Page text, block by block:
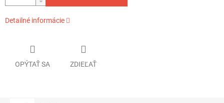
Detailné informácie
OPÝTAŤ SA ZDIEĽAŤ